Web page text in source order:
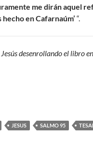
me dirán aquel
en Cafarnaúm’ “.
desenrollando el libro
JESUS SALMO 95